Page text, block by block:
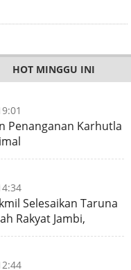
HOT MINGGU INI
Penanganan Karhutla
Selesaikan Taruna
Rakyat Jambi,